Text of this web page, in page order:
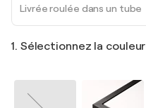
Livrée roulée dans un tube
1. Sélectionnez la couleur